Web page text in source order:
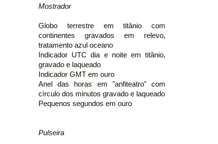
Mostrador
Globo terrestre em titânio com
continentes gravados em relevo,
tratamento azul oceano
Indicador UTC dia e noite em titânio,
gravado e laqueado
Indicador GMT em ouro
Anel das horas em "anfiteatro" com
círculo dos minutos gravado e laqueado
Pequenos segundos em ouro
Pulseira